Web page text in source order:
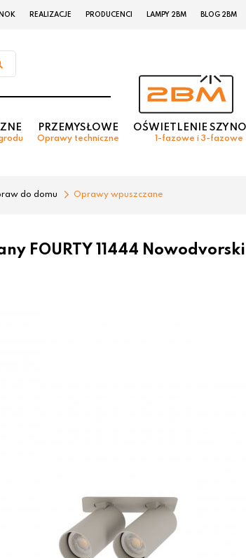
REALIZACJE PRODUCENCI LAMPY 2BM BLOG 2BM
PRZEMYSŁOWE
Oprawy techniczne
OŚWIETLENIE
1-fazowe i 3-fazowe
do domu Oprawy wpuszczane
FOURTY 11444 Nowodvorski